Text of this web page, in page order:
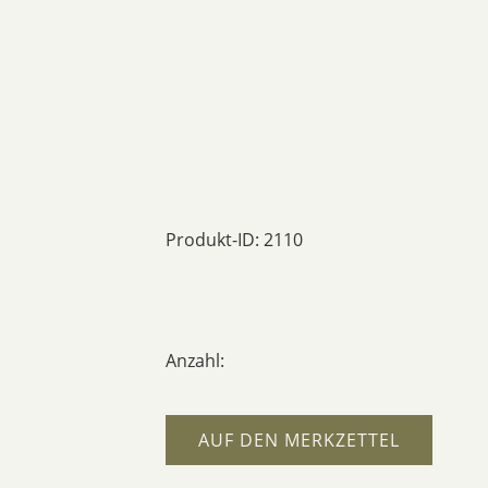
Produkt-ID: 2110
Anzahl:
AUF DEN MERKZETTEL